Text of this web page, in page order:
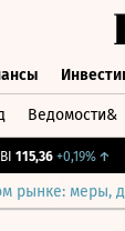
Ведомости&
115,36 +0,19%↑
рынке: меры,